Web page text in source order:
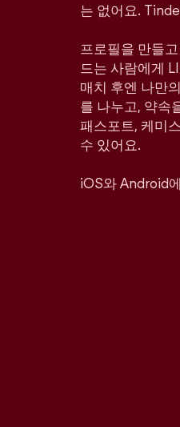
는 없어요.
프로필을 만들
드는 사람에게
매치 후엔 나만
를 나누고, 약속
패스포트, 케미
수 있어요.
iOS와 Android